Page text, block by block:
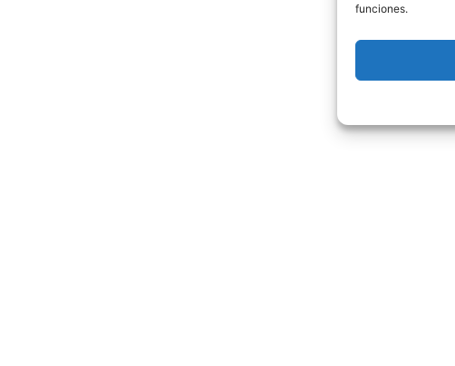
funciones.